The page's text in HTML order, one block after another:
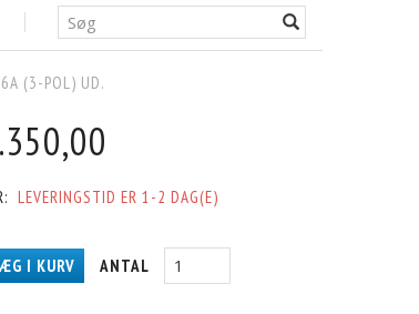
(3-POL) UD.
LEVERINGSTID ER 1-2 DAG(E)
I KURV ANTAL